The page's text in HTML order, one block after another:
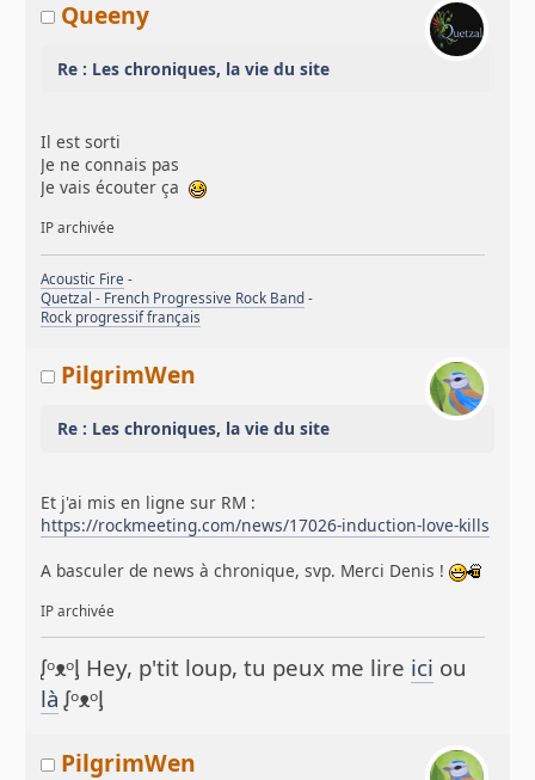
Queeny
Re : Les chroniques, la vie du site
Il est sorti
Je ne connais pas
Je vais écouter ça
IP archivée
Acoustic Fire -
Quetzal - French Progressive Rock Band -
Rock progressif français
PilgrimWen
Re : Les chroniques, la vie du site
Et j'ai mis en ligne sur RM :
https://rockmeeting.com/news/17026-induction-love-kills
A basculer de news à chronique, svp. Merci Denis !
IP archivée
ᶘᵒᴥᵒᶅ Hey, p'tit loup, tu peux me lire ici ou
là ᶘᵒᴥᵒᶅ
PilgrimWen